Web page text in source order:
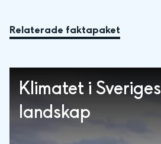
Relaterade faktapaket
Klimatet i Sveriges
landskap